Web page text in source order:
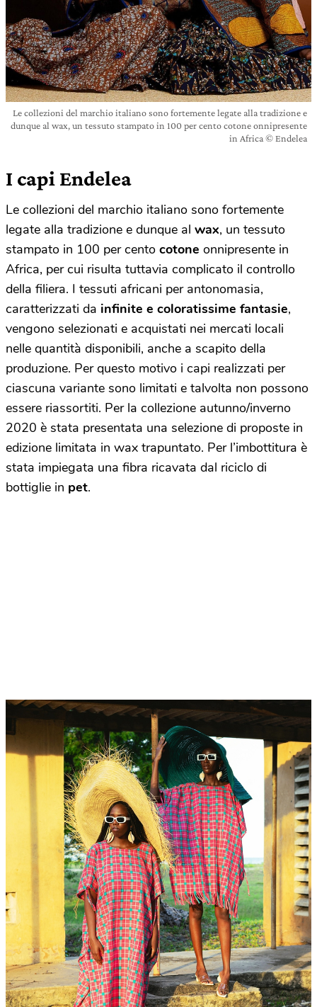
Le collezioni del marchio italiano sono fortemente legate alla tradizione e
dunque al wax, un tessuto stampato in 100 per cento cotone onnipresente
in Africa © Endelea
I capi Endelea
Le collezioni del marchio italiano sono fortemente
legate alla tradizione e dunque al wax, un tessuto
stampato in 100 per cento cotone onnipresente in
Africa, per cui risulta tuttavia complicato il controllo
della filiera. I tessuti africani per antonomasia,
caratterizzati da infinite e coloratissime fantasie,
vengono selezionati e acquistati nei mercati locali
nelle quantità disponibili, anche a scapito della
produzione. Per questo motivo i capi realizzati per
ciascuna variante sono limitati e talvolta non possono
essere riassortiti. Per la collezione autunno/inverno
2020 è stata presentata una selezione di proposte in
edizione limitata in wax trapuntato. Per l’imbottitura è
stata impiegata una fibra ricavata dal riciclo di
bottiglie in pet.